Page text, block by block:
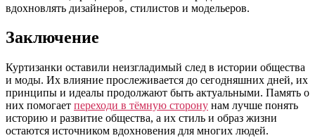
вдохновлять дизайнеров, стилистов и модельеров.
Заключение
Куртизанки оставили неизгладимый след в истории общества
и моды. Их влияние прослеживается до сегодняшних дней, их
принципы и идеалы продолжают быть актуальными. Память о
них помогает переходи в тёмную сторону нам лучше понять
историю и развитие общества, а их стиль и образ жизни
остаются источником вдохновения для многих людей.